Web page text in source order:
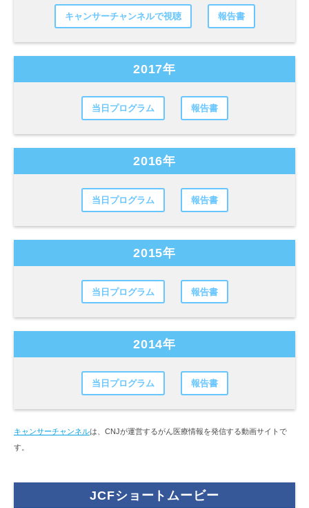
キャンサーチャンネルで視聴 報告書
2017年
当日プログラム 報告書
2016年
当日プログラム 報告書
2015年
当日プログラム 報告書
2014年
当日プログラム 報告書
キャンサーチャンネルは、CNJが運営するがん医療情報を発信する動画サイトで
す。
JCFショートムービー